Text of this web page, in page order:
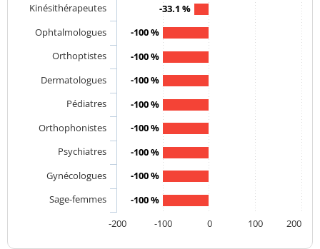
-33.1 %
-100 %
-100 %
-100 %
-100 %
-100 %
-100 %
-100 %
-100 %
Kinésithérapeutes
Ophtalmologues
Orthoptistes
Dermatologues
Pédiatres
Orthophonistes
Psychiatres
Gynécologues
Sage-femmes
-100
0 100 200
-200